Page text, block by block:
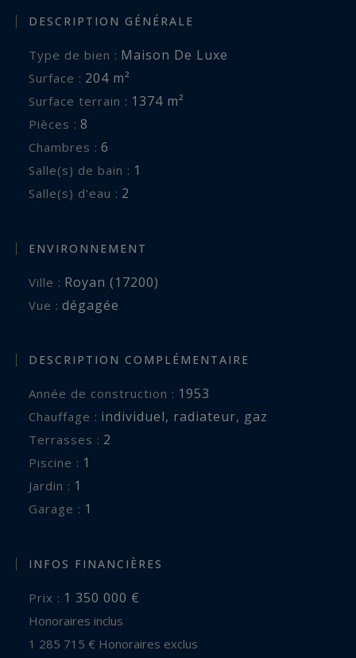
DESCRIPTION GÉNÉRALE
Type de bien : Maison De Luxe
Surface : 204 m²
Surface terrain : 1374 m²
Pièces : 8
Chambres : 6
Salle(s) de bain : 1
Salle(s) d'eau : 2
ENVIRONNEMENT
Ville : Royan (17200)
Vue : dégagée
DESCRIPTION COMPLÉMENTAIRE
Année de construction : 1953
Chauffage : individuel, radiateur, gaz
terrasses : 2
piscine : 1
jardin : 1
garage : 1
INFOS FINANCIÈRES
Prix : 1 350 000 €
Honoraires inclus
1 285 715 € Honoraires exclus